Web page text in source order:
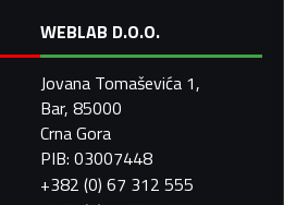
WEBLAB D.O.O.
Jovana Tomaševića 1,
Bar, 85000
Crna Gora
PIB: 03007448
+382 (0) 67 312 555